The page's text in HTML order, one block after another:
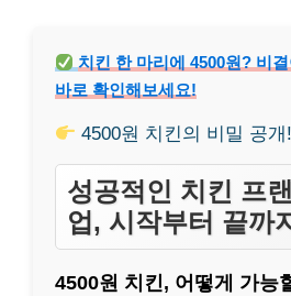
치킨 한 마리에 4500원? 비
바로 확인해보세요!
4500원 치킨의 비밀 공개!
성공적인 치킨 프
업, 시작부터 끝까
4500원 치킨, 어떻게 가능